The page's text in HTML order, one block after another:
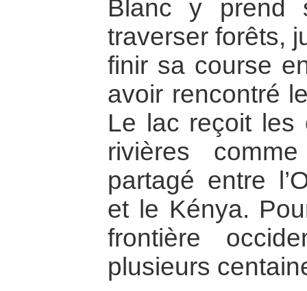
Blanc y prend
traverser forêts,
finir sa course
avoir rencontré
Le lac reçoit les
rivières
partagé entre
et le Kénya.
frontière
plusieurs